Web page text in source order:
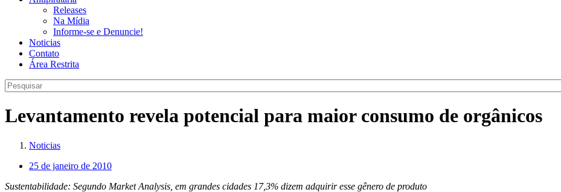
Releases
Na Mídia
Informe-se e Denuncie!
Noticias
Contato
Área Restrita
Levantamento revela potencial para maior consumo de orgânicos
Noticias
25 de janeiro de 2010
Sustentabilidade: Segundo Market Analysis, em grandes cidades 17,3% dizem adquirir esse gênero de produto